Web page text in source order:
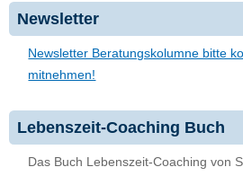
Newsletter
Newsletter Beratungskolumne bitte
mitnehmen!
Lebenszeit-Coaching Buch
Das Buch Lebenszeit-Coaching von